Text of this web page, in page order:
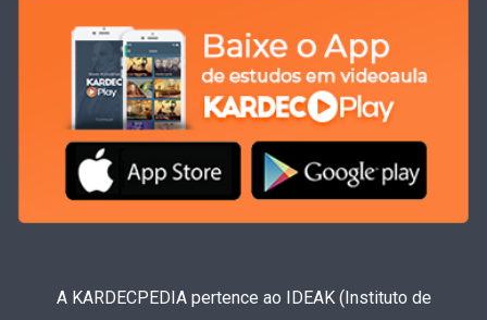
A KARDECPEDIA pertence ao IDEAK (Instituto de